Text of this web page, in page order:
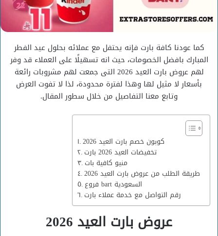
كما عودنا كافة بارت فإنه يحتفل مع عملائه بحلول عيد الفطر
المبارك بافضل الخصومات، حيث انه تسهيلًا على العملاء قد وفر
لهم عروض بارت العيد 2026 التى جمعت لهم مشروبات رائعة
بأسعار لا مثيل لها وهذا لفترة محدودة، لذا لا تفوت العرض
وتابع معنا التفاصيل من خلال سطور المقال.
كوبون خصم بارت العيد 2026
تخفيضات العيد 2026 بارت
منيو كافية بات
طريقة الطلب من عروض بارت العيد 2026
فروع bart السعودية
رقم التواصل مع خدمة عملاء بارت
عروض بارت العيد 2026